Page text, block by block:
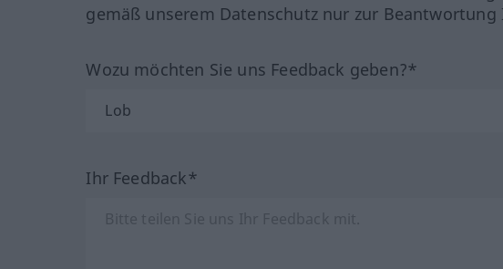
gemäß unserem Datenschutz nur zur Beantwortung
Wozu möchten Sie uns Feedback geben?*
Ihr Feedback*